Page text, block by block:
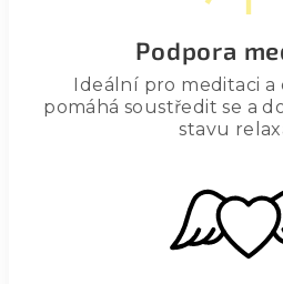
Podpora
Ideální pro meditaci a
pomáhá soustředit se a
stavu